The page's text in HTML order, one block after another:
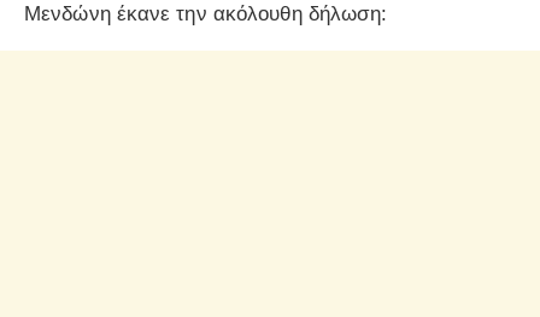
Μενδώνη έκανε την ακόλουθη δήλωση: